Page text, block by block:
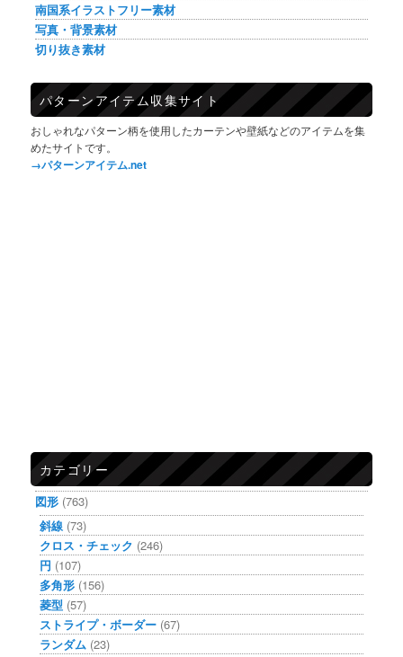
南国系イラストフリー素材
写真・背景素材
切り抜き素材
パターンアイテム収集サイト
おしゃれなパターン柄を使用したカーテンや壁紙などのアイテムを集
めたサイトです。
→パターンアイテム.net
カテゴリー
図形 (763)
斜線 (73)
クロス・チェック (246)
円 (107)
多角形 (156)
菱型 (57)
ストライプ・ボーダー (67)
ランダム (23)